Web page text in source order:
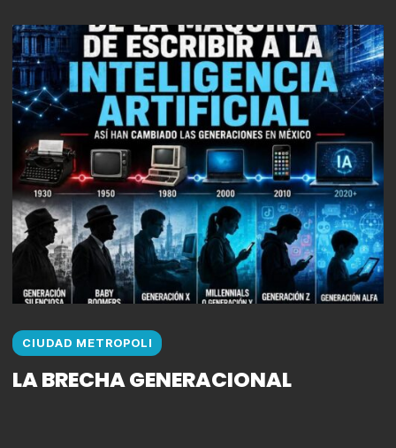
CIUDAD METROPOLI
LA BRECHA GENERACIONAL